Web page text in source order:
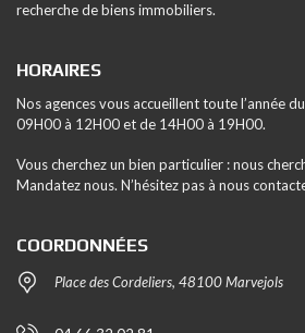
recherche de biens immobiliers.
HORAIRES
Nos agences vous accueillent toute l’année
09H00 à 12H00 et de 14H00 à 19H00.
Vous cherchez un bien particulier : nous
Mandatez nous. N’hésitez pas à nous
COORDONNÉES
Place des Cordeliers, 48100 Marvejols